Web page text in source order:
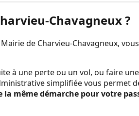
Chavagneux?
Mairie de Charvieu-Chavagneux,
à une perte ou un vol, ou faire
simplifiée vous permet
la même démarche pour votre